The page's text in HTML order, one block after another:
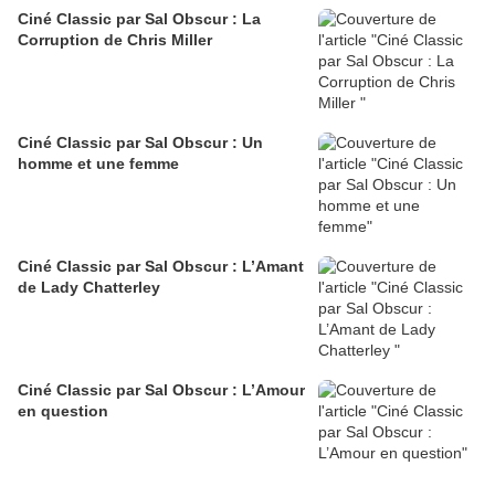
Ciné Classic par Sal Obscur : La
Corruption de Chris Miller
Ciné Classic par Sal Obscur : Un
homme et une femme
Ciné Classic par Sal Obscur : L’Amant
de Lady Chatterley
Ciné Classic par Sal Obscur : L’Amour
en question